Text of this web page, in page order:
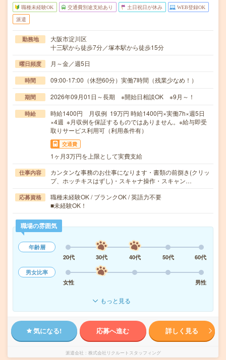
職種未経験OK 交通費別途支給あり 土日祝日が休み WEB登録OK
派遣
勤務地
大阪市淀川区
十三駅から徒歩7分／塚本駅から徒歩15分
曜日頻度 月～金／週5日
時間 09:00-17:00（休憩60分）実働7時間（残業少なめ！）
期間 2026年09月01日～長期 ※開始日相談OK ※9月～！
時給
時給1400円 月収例 19万円 時給1400円×実働7h×週5日
×4週 ※月収例を保証するものではありません。※給与即受
取りサービス利用可（利用条件有）
交通費
1ヶ月3万円を上限として実費支給
仕事内容
カンタンな事務のお仕事になります・書類の前捌き(クリッ
プ、ホッチキスはずし)・スキャナ操作・スキャン…
応募資格
職種未経験OK / ブランクOK / 英語力不要
■未経験OK！
職場の雰囲気
年齢層
20代
30代 40代 50代
60代
男女比率
女性
男性
もっと見る
気になる! 応募へ進む 詳しく見る
派遣会社 株式会社リクルートスタッフィング